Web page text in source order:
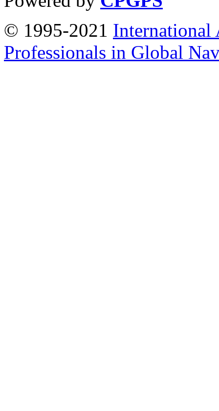
© 1995-2021 International
Professionals in Global